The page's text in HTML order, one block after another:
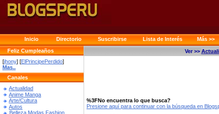
Inicio Directorio Suscribirse Lista de Interés
Más >>
Feliz Cumpleaños
[jhony] [ElPrincipePerdido]
Mas..
Canales
Actualidad
Anime Manga
Arte/Cultura
Autos
Belleza Modas Fashion
Ver >>
%3FNo encuentra lo que busca?
Presione aquí para continuar con la búsqueda en